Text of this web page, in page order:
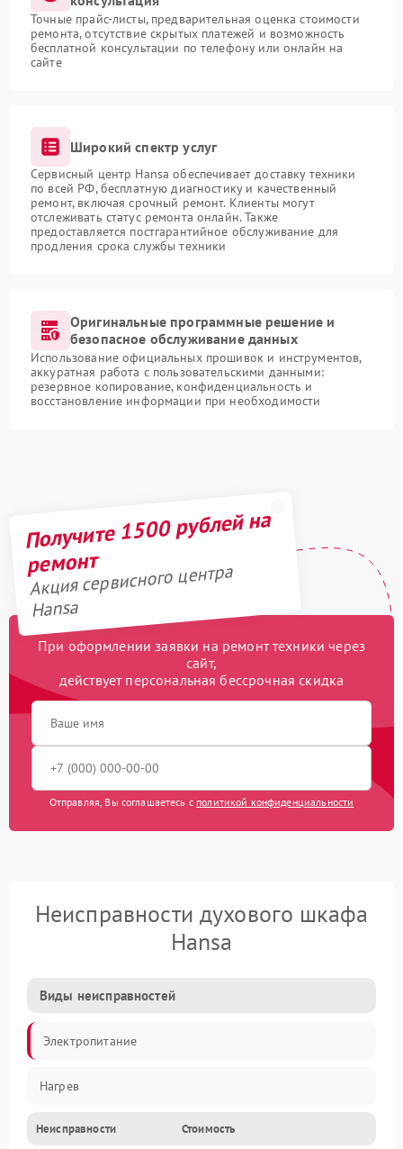
Точные прайс-листы, предварительная оценка стоимости
ремонта, отсутствие скрытых платежей и возможность
бесплатной консультации по телефону или онлайн на
сайте
Широкий спектр услуг
Сервисный центр Hansa обеспечивает доставку техники
по всей РФ, бесплатную диагностику и качественный
ремонт, включая срочный ремонт. Клиенты могут
отслеживать статус ремонта онлайн. Также
предоставляется постгарантийное обслуживание для
продления срока службы техники
Оригинальные программные решение и
безопасное обслуживание данных
Использование официальных прошивок и инструментов,
аккуратная работа с пользовательскими данными:
резервное копирование, конфиденциальность и
восстановление информации при необходимости
Получите 1500 рублей на
ремонт
Акция сервисного центра
Hansa
При оформлении заявки на ремонт техники через
сайт,
действует персональная бессрочная скидка
Отправляя, Вы соглашаетесь с политикой конфиденциальности
Неисправности духового шкафа
Hansa
Виды неисправностей
Электропитание
Нагрев
Неисправности Стоимость